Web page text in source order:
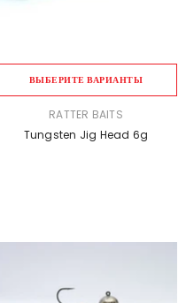
ВЫБЕРИТЕ ВАРИАНТЫ
ПРОДАВЕЦ:RATTER BAITS
Tungsten Jig Head 6g